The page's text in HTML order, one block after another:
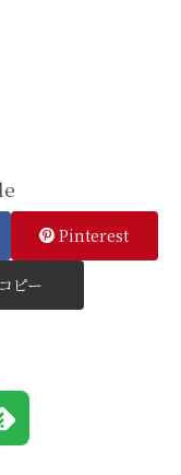
Pinterest
コピー